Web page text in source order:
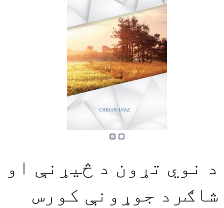
د نوي تړون د څیړنې او
شاګرد جوړونې کورس